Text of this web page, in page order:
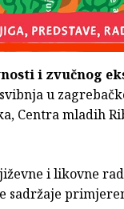
i zvučnog
u
Centra mladih
i likovne